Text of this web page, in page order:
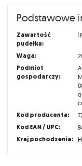
Podstawowe
Zawartość
pudełka:
Waga:
Podmiot
gospodarczy:
Kod producenta:
Kod EAN / UPC:
Kraj pochodzenia: